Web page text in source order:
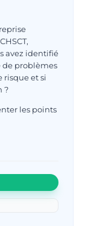
avez identifié
de problèmes
risque et si
?
les points